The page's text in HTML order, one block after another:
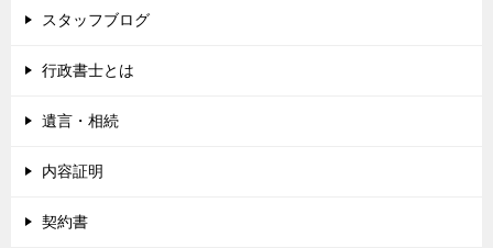
スタッフブログ
行政書士とは
遺言・相続
内容証明
契約書